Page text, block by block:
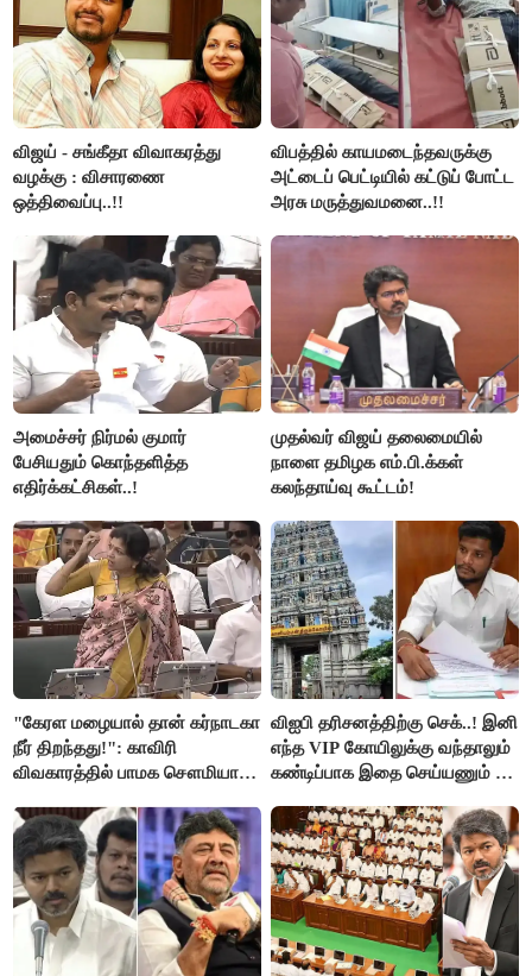
விஜய் - சங்கீதா விவாகரத்து
வழக்கு : விசாரணை
ஒத்திவைப்பு..!!
விபத்தில் காயமடைந்தவருக்கு
அட்டைப் பெட்டியில் கட்டுப் போட்ட
அரசு மருத்துவமனை..!!
அமைச்சர் நிர்மல் குமார்
பேசியதும் கொந்தளித்த
எதிர்க்கட்சிகள்..!
முதல்வர் விஜய் தலைமையில்
நாளை தமிழக எம்.பி.க்கள்
கலந்தாய்வு கூட்டம்!
"கேரள மழையால் தான் கர்நாடகா
நீர் திறந்தது!": காவிரி
விவகாரத்தில் பாமக சௌமியா
விஐபி தரிசனத்திற்கு செக்..! இனி
எந்த VIP கோயிலுக்கு வந்தாலும்
கண்டிப்பாக இதை செய்யணும் -